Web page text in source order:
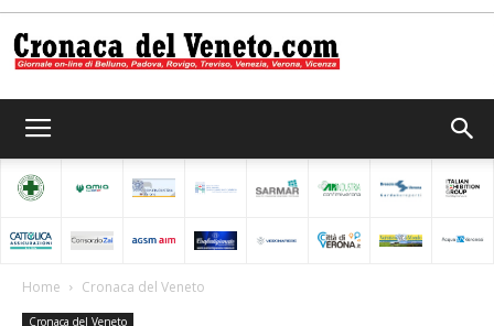
del
Home Cronaca del Veneto
Cronaca del Veneto